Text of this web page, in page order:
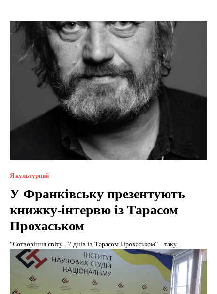
Я культурний
У Франківську презентують
книжку-інтервю із Тарасом
Прохаськом
“Сотворіння світу. 7 днів із Тарасом Прохаськом” - таку...